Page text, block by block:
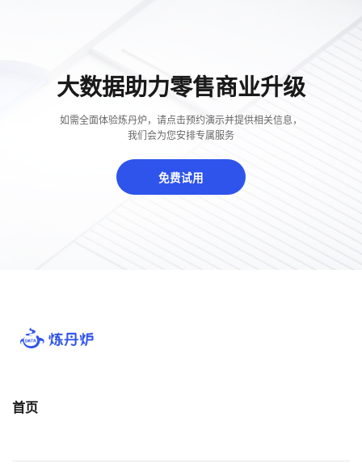
大数据助力零售商业升级
如需全面体验炼丹炉，请点击预约演示并提供相关信息，
我们会为您安排专属服务
免费试用
首页